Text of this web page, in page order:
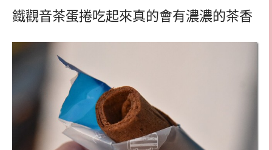
鐵觀音茶蛋捲吃起來真的會有濃濃的茶香